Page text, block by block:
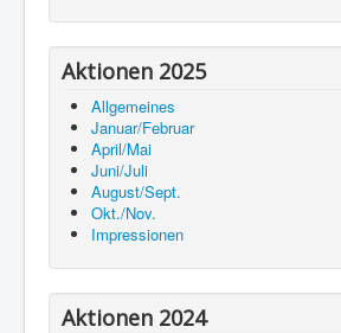
Aktionen 2025
Allgemeines
Januar/Februar
April/Mai
Juni/Juli
August/Sept.
Okt./Nov.
Impressionen
Aktionen 2024